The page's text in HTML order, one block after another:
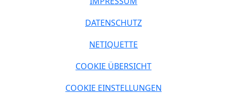
DATENSCHUTZ
NETIQUETTE
COOKIE ÜBERSICHT
COOKIE EINSTELLUNGEN